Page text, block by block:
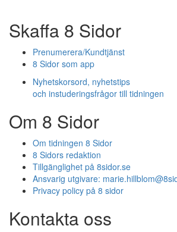
Skaffa 8 Sidor
Prenumerera/Kundtjänst
8 Sidor som app
Nyhetskorsord, nyhetstips
och instuderingsfrågor till tidningen
Om 8 Sidor
Om tidningen 8 Sidor
8 Sidors redaktion
Tillgänglighet på 8sidor.se
Ansvarig utgivare:
Privacy policy på 8 sidor
Kontakta oss